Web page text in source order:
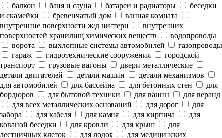
балкон
баня и сауна батареи и радиаторы
беседки
и скамейки
бревенчатый дом
ванная комната
внутренние поверхности ж/д цистерн
внутренних
поверхностей хранилищ химических веществ
водопроводы
ворота
выхлопные системы автомобилей
газопроводы
гараж
гидротехнические сооружения
городской
транспорт
грузовые вагоны
двери металлические
детали двигателей
детали машин
детали механизмов
для автомобилей
для бассейна для бетонных стен
для
бордюров
для бытовой техники для ванны
для веранд
для всех металлических оснований
для дорог
для
забора
для кабеля для камня для кирпича
для
кованой беседки
для кровли для крыш
для
лестничных клеток
для лодок
для медицинских